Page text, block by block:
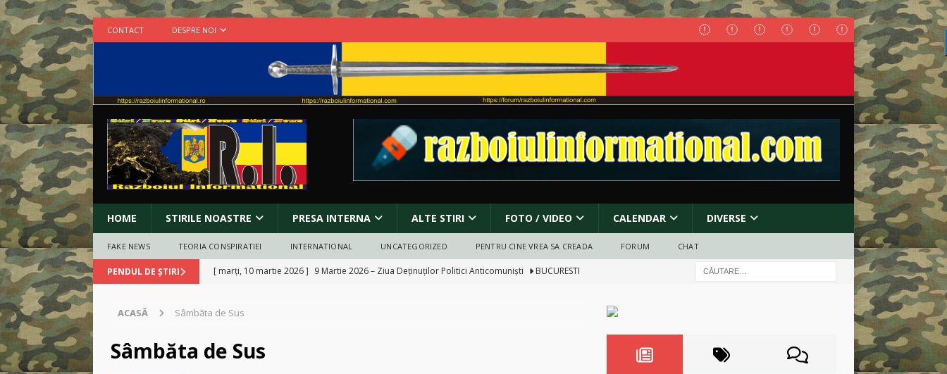
CONTACT DESPRE NOI
HOME STIRILE NOASTRE PRESA INTERNA ALTE STIRI FOTO / VIDEO CALENDAR DIVERSE
FAKE NEWS TEORIA CONSPIRATIEI INTERNATIONAL UNCATEGORIZED PENTRU CINE VREA SA CREADA FORUM CHAT
PENDUL DE ȘTIRI [ marți, 10 martie 2026 ] 9 Martie 2026 – Ziua Deținuților Politici Anticomuniști
BUCURESTI
BUCURESTI
[ marți, 3 martie 2026 ]
ACASĂ Sâmbăta de Sus
Sâmbăta de Sus